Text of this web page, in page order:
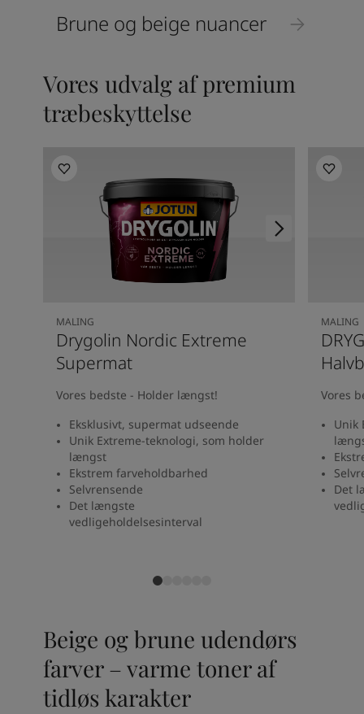
Brune og beige nuancer
Vores udvalg af premium
træbeskyttelse
MALING
Drygolin Nordic Extreme
Supermat
Vores bedste - Holder længst!
Eksklusivt, supermat udseende
Unik Extreme-teknologi, som holder
længst
Ekstrem farveholdbarhed
Selvrensende
Det længste
vedligeholdelsesinterval
MALING
Vores
Unik
Det
Beige og brune udendørs
farver – varme toner af
tidløs karakter